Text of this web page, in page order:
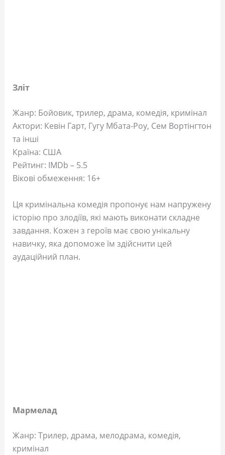
Зліт
Жанр: Бойовик, трилер, драма, комедія, кримінал
Актори: Кевін Гарт, Гугу Мбата-Роу, Сем Вортінгтон
та інші
Країна: США
Рейтинг: IMDb – 5.5
Вікові обмеження: 16+
Ця кримінальна комедія пропонує нам напружену
історію про злодіїв, які мають виконати складне
завдання. Кожен з героїв має свою унікальну
навичку, яка допоможе їм здійснити цей
аудаційний план.
Мармелад
Жанр: Трилер, драма, мелодрама, комедія,
кримінал